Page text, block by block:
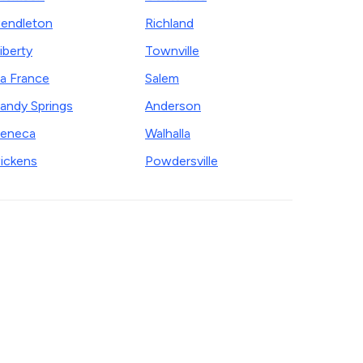
France
Springs
Richland
Townville
Salem
Anderson
Walhalla
Powdersville